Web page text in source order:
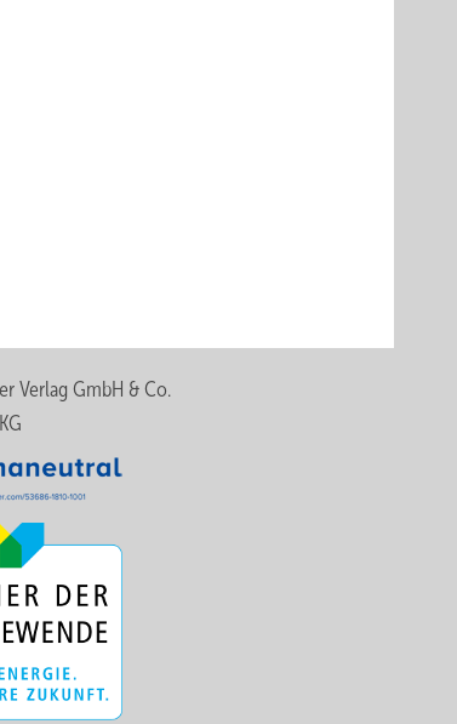
Verlag GmbH & Co.
KG